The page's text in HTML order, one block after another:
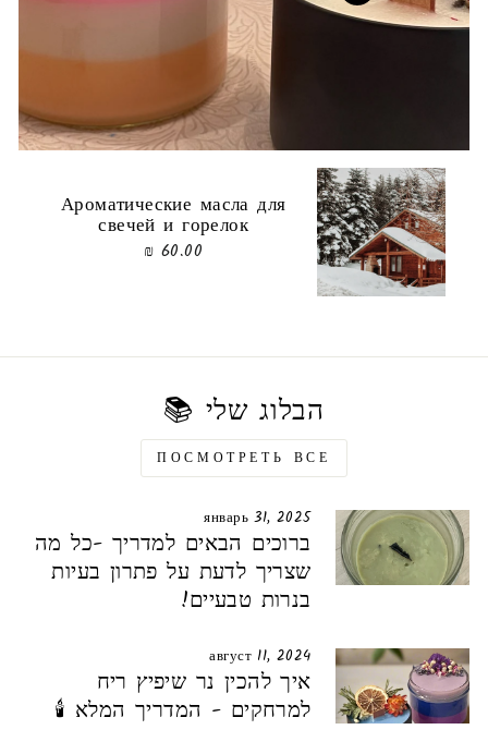
Ароматические масла для
свечей и горелок
60.00 ₪
הבלוג שלי 📚
ПОСМОТРЕТЬ ВСЕ
январь 31, 2025
ברוכים הבאים למדריך -כל מה
שצריך לדעת על פתרון בעיות
בנרות טבעיים!
август 11, 2024
איך להכין נר שיפיץ ריח
למרחקים - המדריך המלא 🕯️